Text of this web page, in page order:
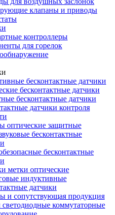
клапаны и приводы
контроллеры
для горелок
бесконтактные датчики
бесконтактные датчики
бесконтактные датчики
датчики контроля
оптические защитные
бесконтактные
бесконтактные
метки оптические
индуктивные
датчики
и сопутствующая продукция
коммутаторные